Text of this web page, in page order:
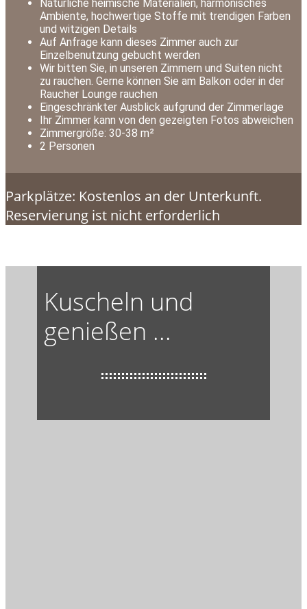
Natürliche heimische Materialien, harmonisches
Ambiente, hochwertige Stoffe mit trendigen Farben
und witzigen Details
Auf Anfrage kann dieses Zimmer auch zur
Einzelbenutzung gebucht werden
Wir bitten Sie, in unseren Zimmern und Suiten nicht
zu rauchen. Gerne können Sie am Balkon oder in der
Raucher Lounge rauchen
Eingeschränkter Ausblick aufgrund der Zimmerlage
Ihr Zimmer kann von den gezeigten Fotos abweichen
Zimmergröße: 30-38 m²
2 Personen
Parkplätze: Kostenlos an der Unterkunft.
Reservierung ist nicht erforderlich
Kuscheln und
genießen ...